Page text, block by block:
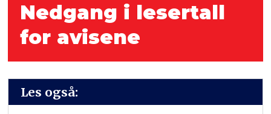
Nedgang i lesertall
for avisene
Les også: